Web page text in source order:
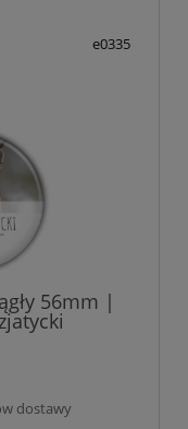
e0335
56mm |
dostawy